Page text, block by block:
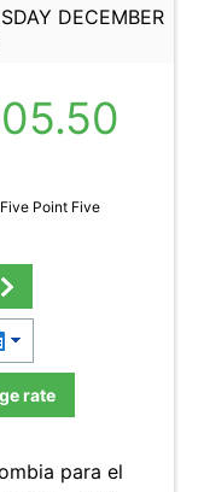
DECEMBER
Point Five
rate
para el